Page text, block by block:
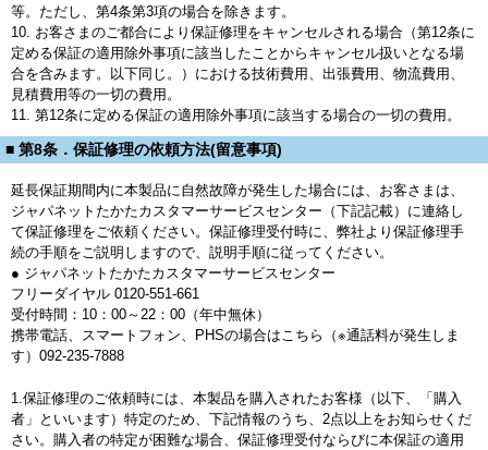
等。ただし、第4条第3項の場合を除きます。
10. お客さまのご都合により保証修理をキャンセルされる場合（第12条に
定める保証の適用除外事項に該当したことからキャンセル扱いとなる場
合を含みます。以下同じ。）における技術費用、出張費用、物流費用、
見積費用等の一切の費用。
11. 第12条に定める保証の適用除外事項に該当する場合の一切の費用。
■ 第8条．保証修理の依頼方法(留意事項)
延長保証期間内に本製品に自然故障が発生した場合には、お客さまは、
ジャパネットたかたカスタマーサービスセンター（下記記載）に連絡し
て保証修理をご依頼ください。保証修理受付時に、弊社より保証修理手
続の手順をご説明しますので、説明手順に従ってください。
● ジャパネットたかたカスタマーサービスセンター
フリーダイヤル 0120-551-661
受付時間：10：00～22：00（年中無休）
携帯電話、スマートフォン、PHSの場合はこちら（※通話料が発生しま
す）092-235-7888
1.保証修理のご依頼時には、本製品を購入されたお客様（以下、「購入
者」といいます）特定のため、下記情報のうち、2点以上をお知らせくだ
さい。購入者の特定が困難な場合、保証修理受付ならびに本保証の適用